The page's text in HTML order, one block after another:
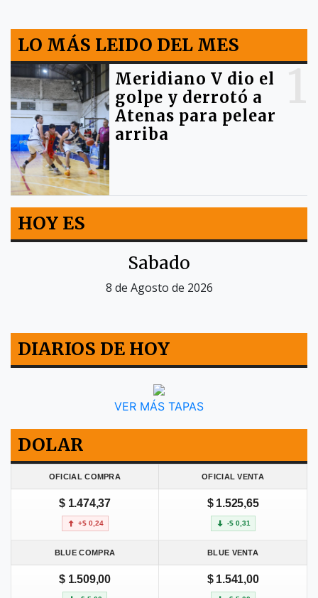
LO MÁS LEIDO DEL MES
Meridiano V dio el
golpe y derrotó a
Atenas para pelear
arriba
HOY ES
Sabado
8 de Agosto de 2026
DIARIOS DE HOY
VER MÁS TAPAS
DOLAR
OFICIAL COMPRA OFICIAL VENTA
$ 1.474,37
+$ 0,24
$ 1.525,65
-$ 0,31
BLUE COMPRA BLUE VENTA
$ 1.509,00 $ 1.541,00